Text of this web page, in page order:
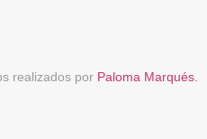
realizados por Paloma Marqués.